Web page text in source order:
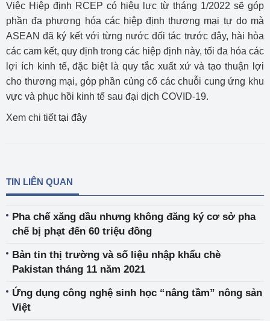
Việc Hiệp định RCEP có hiệu lực từ tháng 1/2022 sẽ góp
phần đa phương hóa các hiệp định thương mại tự do mà
ASEAN đã ký kết với từng nước đối tác trước đây, hài hòa
các cam kết, quy định trong các hiệp định này, tối đa hóa các
lợi ích kinh tế, đặc biệt là quy tắc xuất xứ và tạo thuận lợi
cho thương mại, góp phần củng cố các chuỗi cung ứng khu
vực và phục hồi kinh tế sau đại dịch COVID-19.
Xem chi tiếttại đây
TIN LIÊN QUAN
Pha chế xăng dầu nhưng không đăng ký cơ sở pha
chế bị phạt đến 60 triệu đồng
Bản tin thị trường và số liệu nhập khẩu chè
Pakistan tháng 11 năm 2021
Ứng dụng công nghệ sinh học “nâng tầm” nông sản
Việt